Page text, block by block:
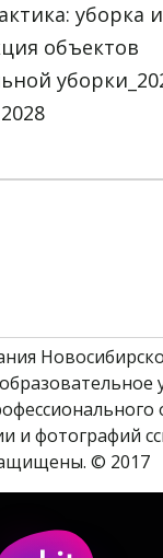
уборка и
объектов
2028
фотографий
© 2017